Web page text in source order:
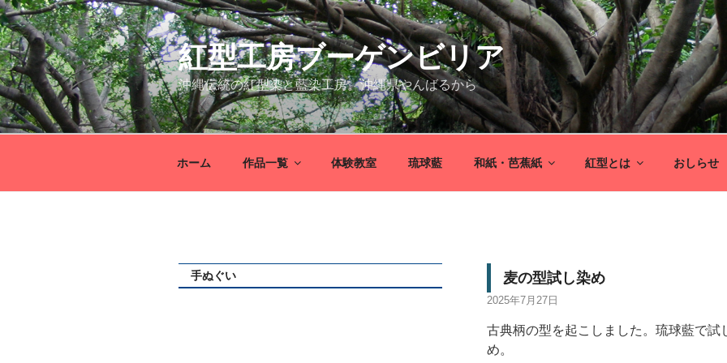
コ
ン
テ
ン
ツ
へ
ス
紅型工房ブーゲンビリア
沖縄伝統の紅型染と藍染工房。沖縄県やんばるから
ホーム 作品一覧 体験教室 琉球藍 和紙・芭蕉紙 紅型とは おしらせ
手ぬぐい 麦の型試し染め
2025年7月27日
古典柄の型を起こしました。琉球藍で試
め。